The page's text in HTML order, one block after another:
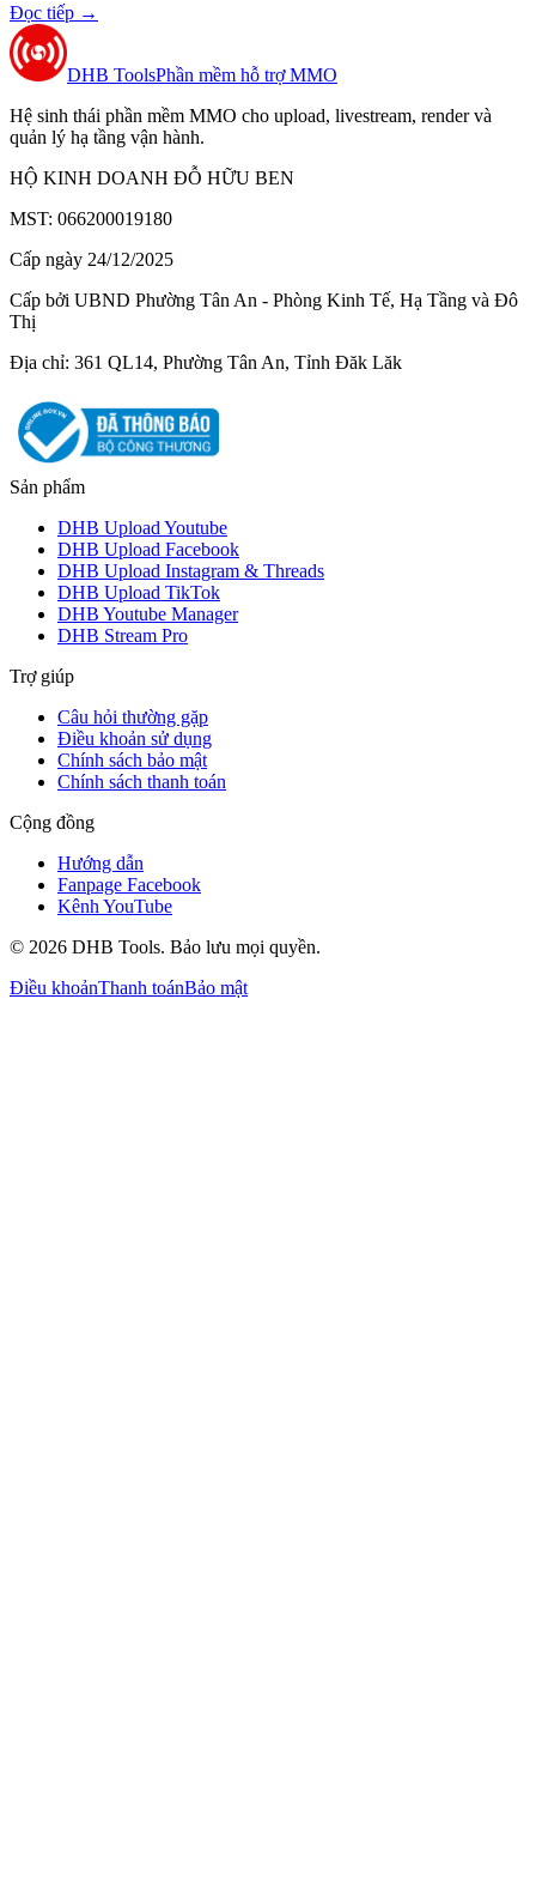
Đọc tiếp →
DHB ToolsPhần mềm hỗ trợ MMO
Hệ sinh thái phần mềm MMO cho upload, livestream, render và
quản lý hạ tầng vận hành.
HỘ KINH DOANH ĐỖ HỮU BEN
MST: 066200019180
Cấp ngày 24/12/2025
Cấp bởi UBND Phường Tân An - Phòng Kinh Tế, Hạ Tầng và Đô
Thị
Địa chỉ: 361 QL14, Phường Tân An, Tỉnh Đăk Lăk
Sản phẩm
DHB Upload Youtube
DHB Upload Facebook
DHB Upload Instagram & Threads
DHB Upload TikTok
DHB Youtube Manager
DHB Stream Pro
Trợ giúp
Câu hỏi thường gặp
Điều khoản sử dụng
Chính sách bảo mật
Chính sách thanh toán
Cộng đồng
Hướng dẫn
Fanpage Facebook
Kênh YouTube
© 2026 DHB Tools. Bảo lưu mọi quyền.
Điều khoảnThanh toánBảo mật